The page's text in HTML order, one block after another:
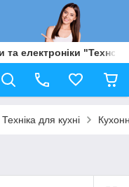
та електроніки "Техно
Техніка для кухні